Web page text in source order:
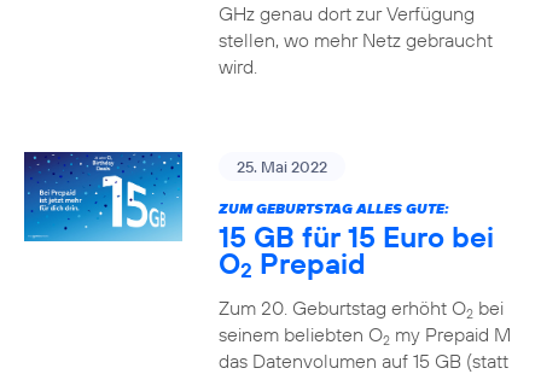
GHz genau dort zur Verfügung
stellen, wo mehr Netz gebraucht
wird.
25. Mai 2022
ZUM GEBURTSTAG ALLES GUTE:
15 GB für 15 Euro bei
O2 Prepaid
Zum 20. Geburtstag erhöht O2bei
seinem beliebten O2my Prepaid M
das Datenvolumen auf 15 GB (statt